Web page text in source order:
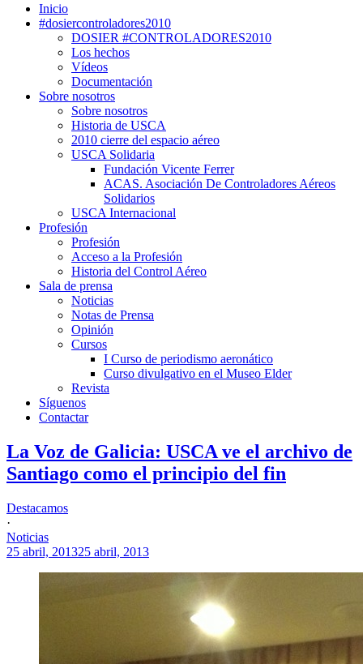
Inicio
#dosiercontroladores2010
DOSIER #CONTROLADORES2010
Los hechos
Vídeos
Documentación
Sobre nosotros
Sobre nosotros
Historia de USCA
2010 cierre del espacio aéreo
USCA Solidaria
Fundación Vicente Ferrer
ACAS. Asociación De Controladores Aéreos
Solidarios
USCA Internacional
Profesión
Profesión
Acceso a la Profesión
Historia del Control Aéreo
Sala de prensa
Noticias
Notas de Prensa
Opinión
Cursos
I Curso de periodismo aeronático
Curso divulgativo en el Museo Elder
Revista
Síguenos
Contactar
La Voz de Galicia: USCA ve el archivo de
Santiago como el principio del fin
Destacamos
·
Noticias
25 abril, 201325 abril, 2013